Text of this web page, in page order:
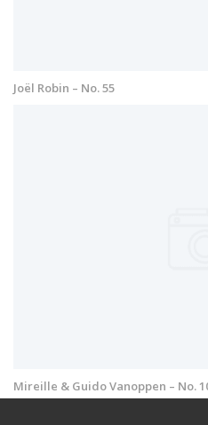
Joël Robin – No. 55
Mireille & Guido Vanoppen – No.